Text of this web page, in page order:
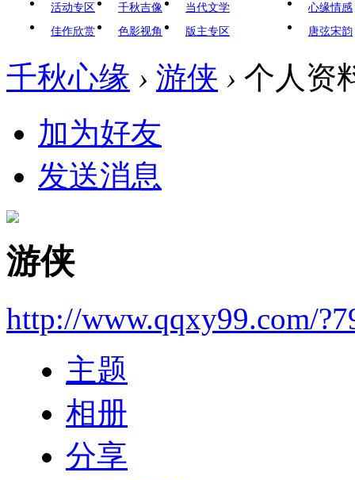
活动专区 千秋吉像
当代文学
佳作欣赏
色影视角 版主专区
心缘情感
唐弦宋韵
千秋心缘 › 游侠 › 个人资
加为好友
发送消息
游侠
http://www.qqxy99.com/
主题
相册
分享